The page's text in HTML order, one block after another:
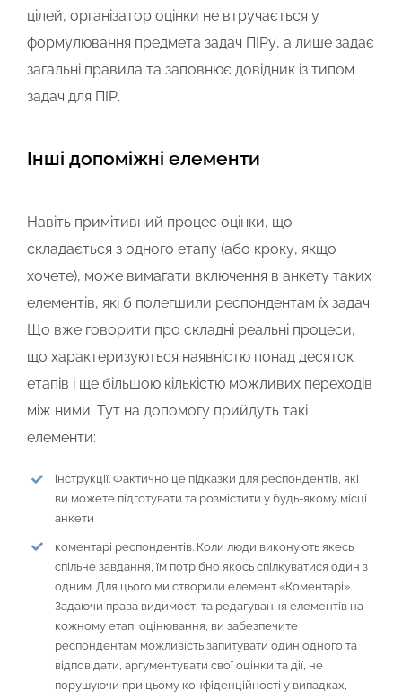
цілей, організатор оцінки не втручається у
формулювання предмета задач ПІРу, а лише задає
загальні правила та заповнює довідник із типом
задач для ПІР.
Інші допоміжні елементи
Навіть примітивний процес оцінки, що
складається з одного етапу (або кроку, якщо
хочете), може вимагати включення в анкету таких
елементів, які б полегшили респондентам їх задач.
Що вже говорити про складні реальні процеси,
що характеризуються наявністю понад десяток
етапів і ще більшою кількістю можливих переходів
між ними. Тут на допомогу прийдуть такі
елементи:
інструкції. Фактично це підказки для респондентів, які
ви можете підготувати та розмістити у будь-якому місці
анкети
коментарі респондентів. Коли люди виконують якесь
спільне завдання, їм потрібно якось спілкуватися один з
одним. Для цього ми створили елемент «Коментарі».
Задаючи права видимості та редагування елементів на
кожному етапі оцінювання, ви забезпечите
респондентам можливість запитувати один одного та
відповідати, аргументувати свої оцінки та дії, не
порушуючи при цьому конфіденційності у випадках,